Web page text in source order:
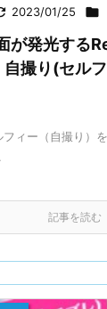
2023/01/25 
が発光する
撮り(セル
ィー（自撮り）
記事を読む